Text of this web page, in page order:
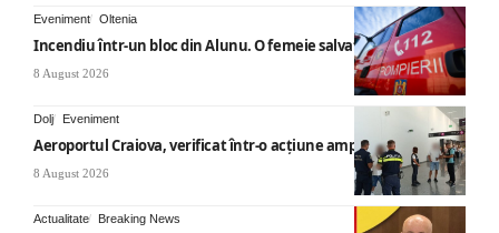
Eveniment Oltenia
Incendiu într-un bloc din Alunu. O femeie salvată
8 August 2026
Dolj Eveniment
Aeroportul Craiova, verificat într-o acțiune amplă
8 August 2026
Actualitate Breaking News